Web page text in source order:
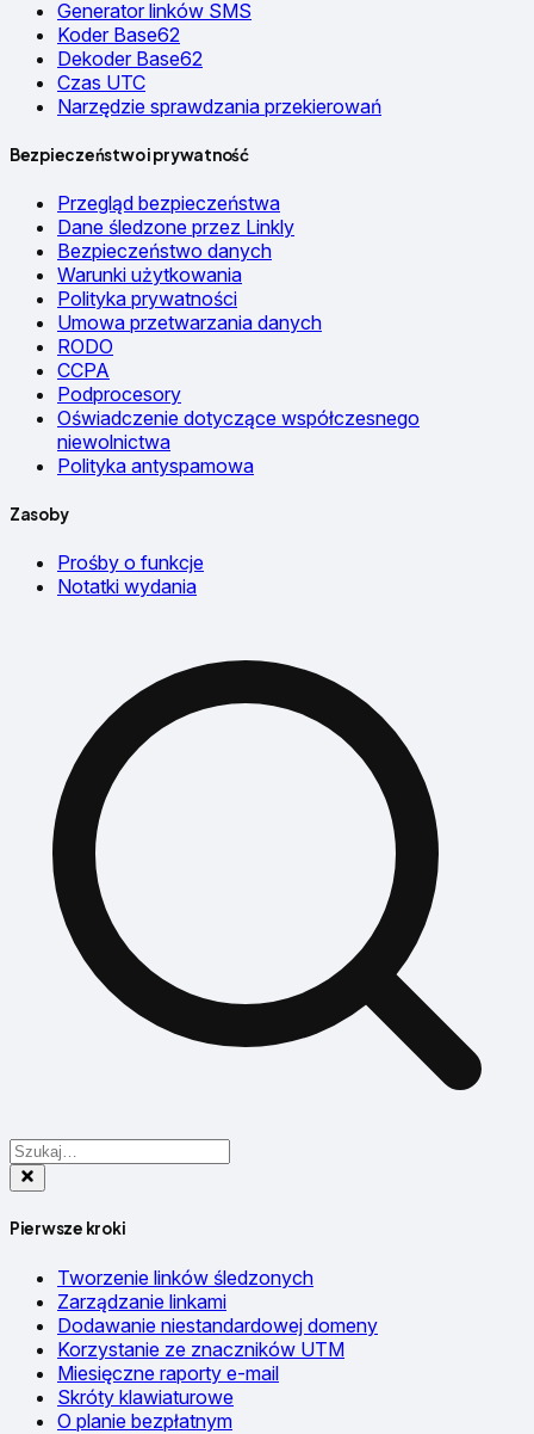
Generator linków SMS
Koder Base62
Dekoder Base62
Czas UTC
Narzędzie sprawdzania przekierowań
Bezpieczeństwo i prywatność
Przegląd bezpieczeństwa
Dane śledzone przez Linkly
Bezpieczeństwo danych
Warunki użytkowania
Polityka prywatności
Umowa przetwarzania danych
RODO
CCPA
Podprocesory
Oświadczenie dotyczące współczesnego
niewolnictwa
Polityka antyspamowa
Zasoby
Prośby o funkcje
Notatki wydania
Pierwsze kroki
Tworzenie linków śledzonych
Zarządzanie linkami
Dodawanie niestandardowej domeny
Korzystanie ze znaczników UTM
Miesięczne raporty e-mail
Skróty klawiaturowe
O planie bezpłatnym